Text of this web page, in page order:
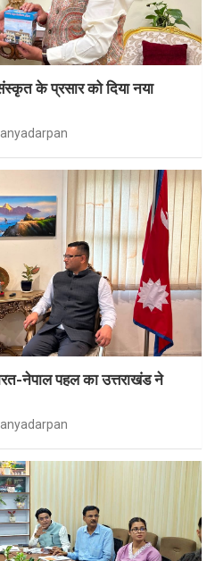
के प्रसार को दिया नया
नेपाल पहल का उत्तराखंड ने